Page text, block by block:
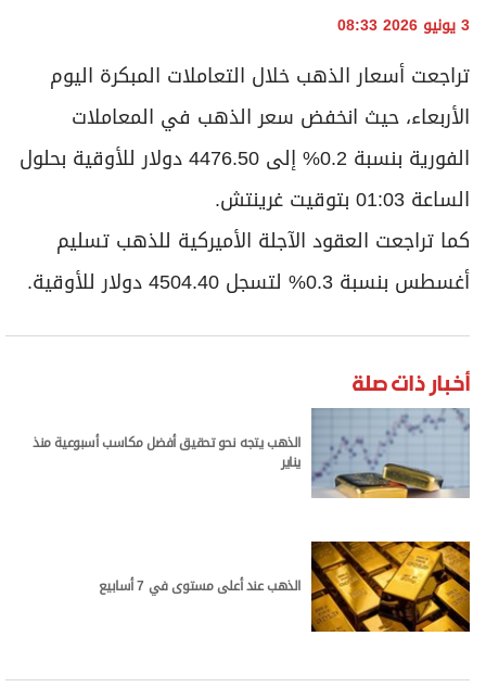
3 يونيو 2026 08:33
تراجعت أسعار الذهب خلال التعاملات المبكرة اليوم
الأربعاء، حيث انخفض سعر الذهب في المعاملات
الفورية بنسبة 0.2% إلى 4476.50 دولار للأوقية بحلول
الساعة 01:03 بتوقيت غرينتش.
كما تراجعت العقود الآجلة الأميركية للذهب تسليم
أغسطس بنسبة 0.3% لتسجل 4504.40 دولار للأوقية.
أخبار ذات صلة
الذهب يتجه نحو تحقيق أفضل مكاسب أسبوعية منذ
يناير
الذهب عند أعلى مستوى في 7 أسابيع